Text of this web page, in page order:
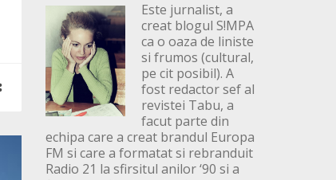
Este jurnalist, a
creat blogul S!MPA
ca o oaza de liniste
si frumos (cultural,
pe cit posibil). A
fost redactor sef al
revistei Tabu, a
facut parte din
echipa care a creat brandul Europa
FM si care a formatat si rebranduit
Radio 21 la sfirsitul anilor ‘90 si a